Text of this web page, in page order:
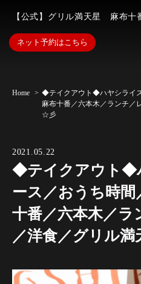
【公式】グリル満天星 麻布
ネット予約はこちら
Home
◆テイクアウト◆ハヤシライ
麻布十番／六本木／ランチ／
☆彡
2021.05.22
◆テイクアウト◆
ース／おうち時間
十番／六本木／ラ
／洋食／グリル